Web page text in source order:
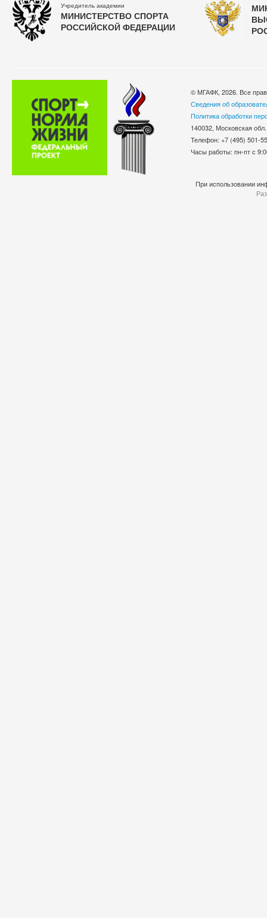
Учредитель академии
МИНИСТЕРСТВО СПОРТА
РОССИЙСКОЙ ФЕДЕРАЦИИ
© МГАФК, 2026. Все
Сведения об
Политика обработки
140032, Московская
Телефон: +7 (495)
Часы работы: пн-пт с
При использовании